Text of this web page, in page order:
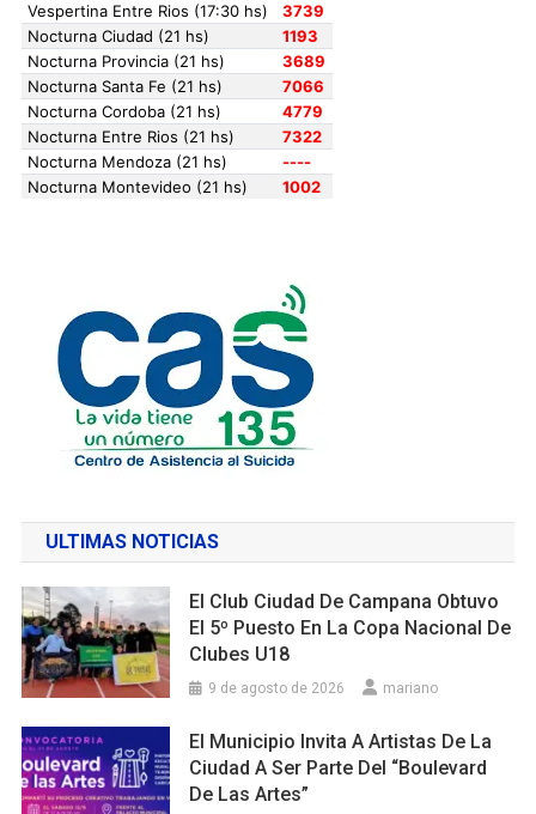
ULTIMAS NOTICIAS
El Club Ciudad De Campana Obtuvo
El 5º Puesto En La Copa Nacional De
Clubes U18
9 de agosto de 2026 mariano
El Municipio Invita A Artistas De La
Ciudad A Ser Parte Del “Boulevard
De Las Artes”